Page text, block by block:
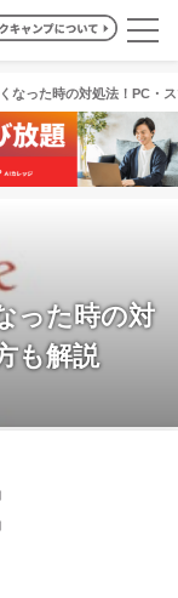
なった時の対処法！PC・
った時の対
も解説
」
」